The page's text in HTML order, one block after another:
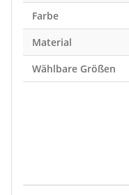
Farbe
Material
Wählbare Größen